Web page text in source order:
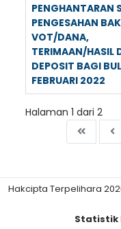
PENGHANTARAN
PENGESAHAN
VOT/DANA,
TERIMAAN/HASIL
DEPOSIT BAGI
FEBRUARI 2022
Halaman 1 dari 2
Hakcipta Terpelihara
Statistik